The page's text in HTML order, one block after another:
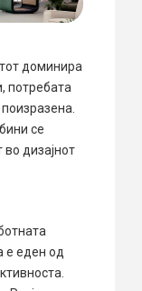
доминира
потребата
се
дизајнот
е еден од